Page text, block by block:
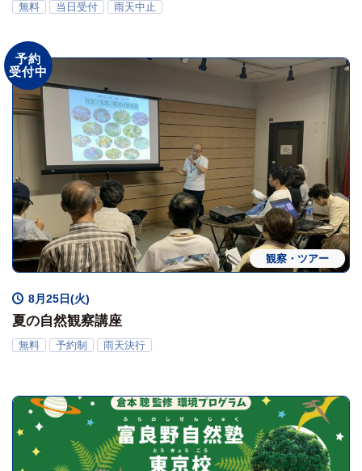
無料 当日受付 雨天中止
予約
受付中
観察・ツアー
8月25日(火)
夏の自然観察講座
無料 予約制 雨天決行